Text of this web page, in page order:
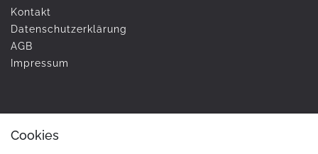
Kontakt
Daten­schutz­erklärung
AGB
Impressum
ZAHLUNG & VERSAND
Cookies